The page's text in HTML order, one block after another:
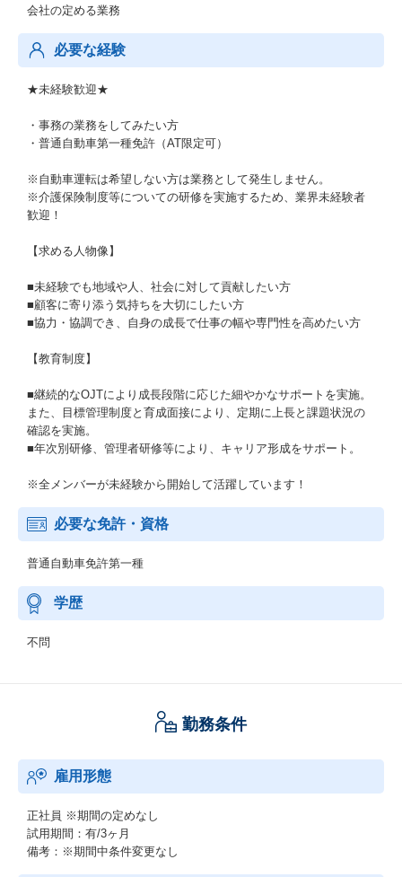
会社の定める業務
必要な経験
★未経験歓迎★
・事務の業務をしてみたい方
・普通自動車第一種免許（AT限定可）
※自動車運転は希望しない方は業務として発生しません。
※介護保険制度等についての研修を実施するため、業界未経験者
歓迎！
【求める人物像】
■未経験でも地域や人、社会に対して貢献したい方
■顧客に寄り添う気持ちを大切にしたい方
■協力・協調でき、自身の成長で仕事の幅や専門性を高めたい方
【教育制度】
■継続的なOJTにより成長段階に応じた細やかなサポートを実施。
また、目標管理制度と育成面接により、定期に上長と課題状況の
確認を実施。
■年次別研修、管理者研修等により、キャリア形成をサポート。
※全メンバーが未経験から開始して活躍しています！
必要な免許・資格
普通自動車免許第一種
学歴
不問
勤務条件
雇用形態
正社員 ※期間の定めなし
試用期間：有/3ヶ月
備考：※期間中条件変更なし